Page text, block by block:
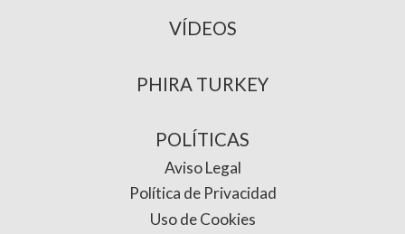
VÍDEOS
PHIRA TURKEY
POLÍTICAS
Aviso Legal
Política de Privacidad
Uso de Cookies